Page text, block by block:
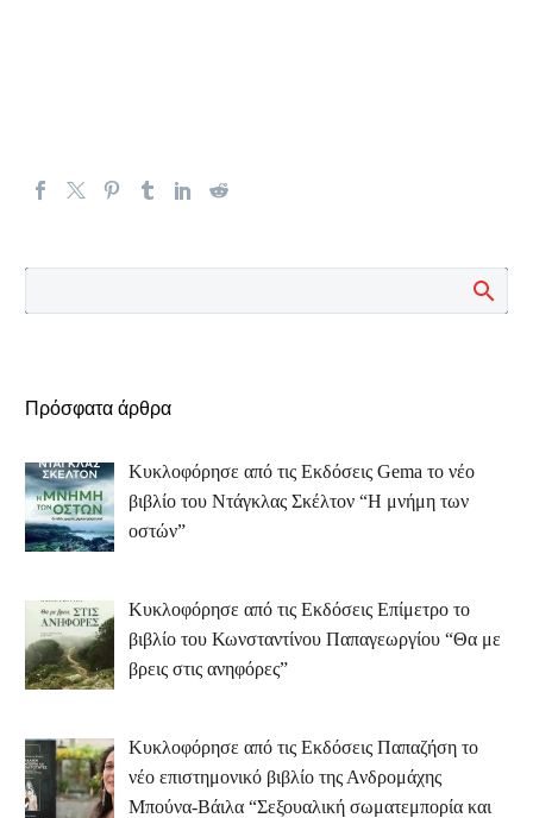
Πρόσφατα άρθρα
Κυκλοφόρησε από τις Εκδόσεις Gema το νέο
βιβλίο του Ντάγκλας Σκέλτον “Η μνήμη των
οστών”
Κυκλοφόρησε από τις Εκδόσεις Επίμετρο το
βιβλίο του Κωνσταντίνου Παπαγεωργίου “Θα με
βρεις στις ανηφόρες”
Κυκλοφόρησε από τις Εκδόσεις Παπαζήση το
νέο επιστημονικό βιβλίο της Ανδρομάχης
Μπούνα-Βάιλα “Σεξουαλική σωματεμπορία και